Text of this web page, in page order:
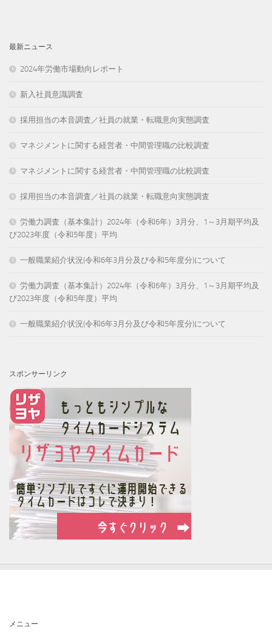
最新ニュース
2024年労働市場動向レポート
新入社員意識調査
採用担当の本音調査／社員の就業・転職意向実態調査
マネジメントに関する経営者・中間管理職の比較調査
マネジメントに関する経営者・中間管理職の比較調査
採用担当の本音調査／社員の就業・転職意向実態調査
労働力調査（基本集計）2024年（令和6年）3月分、1～3月期平均及
び2023年度（令和5年度）平均
一般職業紹介状況(令和6年3月分及び令和5年度分)について
労働力調査（基本集計）2024年（令和6年）3月分、1～3月期平均及
び2023年度（令和5年度）平均
一般職業紹介状況(令和6年3月分及び令和5年度分)について
スポンサーリンク
メニュー